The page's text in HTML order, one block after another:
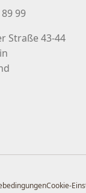
99
Straße 43-44
Cookie-